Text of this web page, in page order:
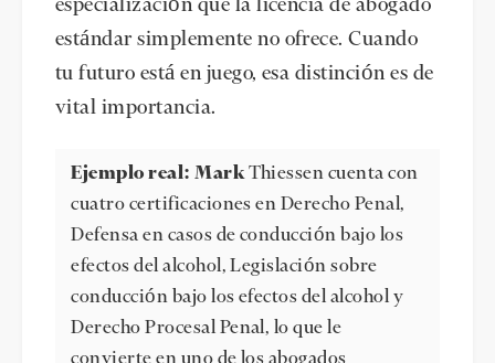
especialización que la licencia de abogado
estándar simplemente no ofrece. Cuando
tu futuro está en juego, esa distinción es de
vital importancia.
Ejemplo real: MarkThiessen cuenta con
cuatro certificaciones en Derecho Penal,
Defensa en casos de conducción bajo los
efectos del alcohol, Legislación sobre
conducción bajo los efectos del alcohol y
Derecho Procesal Penal, lo que le
convierte en uno de los abogados